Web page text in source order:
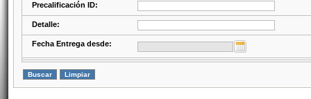
Precalificación ID:
Detalle:
Fecha Entrega desde: